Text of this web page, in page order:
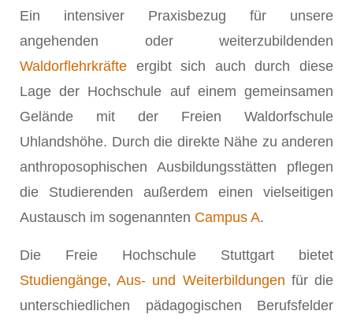
Ein intensiver Praxisbezug für unsere
angehenden oder weiterzubildenden
Waldorflehrkräfte ergibt sich auch durch diese
Lage der Hochschule auf einem gemeinsamen
Gelände mit der Freien Waldorfschule
Uhlandshöhe. Durch die direkte Nähe zu anderen
anthroposophischen Ausbildungsstätten pflegen
die Studierenden außerdem einen vielseitigen
Austausch im sogenannten Campus A.
Die Freie Hochschule Stuttgart bietet
Studiengänge,Aus- und Weiterbildungen für die
unterschiedlichen pädagogischen Berufsfelder